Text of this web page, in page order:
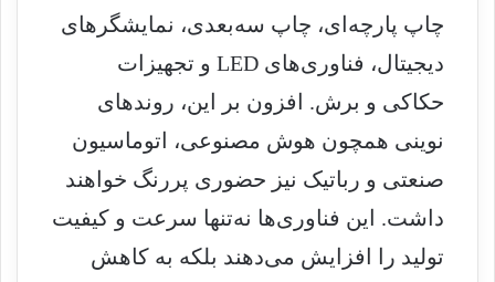
چاپ پارچه‌ای، چاپ سه‌بعدی، نمایشگرهای
دیجیتال، فناوری‌های LED و تجهیزات
حکاکی و برش. افزون بر این، روندهای
نوینی همچون هوش مصنوعی، اتوماسیون
صنعتی و رباتیک نیز حضوری پررنگ خواهند
داشت. این فناوری‌ها نه‌تنها سرعت و کیفیت
تولید را افزایش می‌دهند بلکه به کاهش